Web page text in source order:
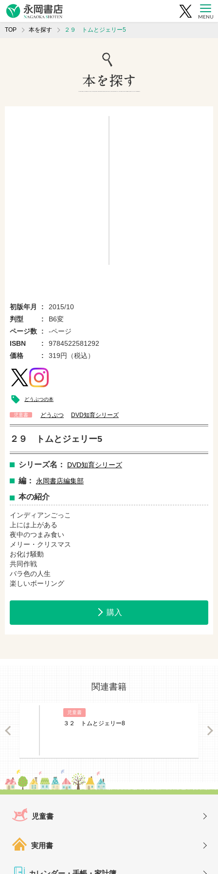
MENU
TOP 本を探す ２９ トムとジェリー5
初版年月
2015/10
判型
B6変
ページ数
-ページ
ISBN
9784522581292
価格
319円（税込）
どうぶつの本
児童書 どうぶつ DVD知育シリーズ
２９ トムとジェリー5
シリーズ名： DVD知育シリーズ
編： 永岡書店編集部
本の紹介
インディアンごっこ
上には上がある
夜中のつまみ食い
メリー・クリスマス
お化け騒動
共同作戦
バラ色の人生
楽しいボーリング
購入
e-honで購入
関連書籍
児童書
３２ トムとジェリー8
児童書
実用書